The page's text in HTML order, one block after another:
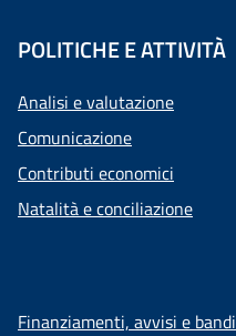
POLITICHE E ATTIVITÀ
Analisi e valutazione
Comunicazione
Contributi economici
Natalità e conciliazione
Finanziamenti, avvisi e bandi